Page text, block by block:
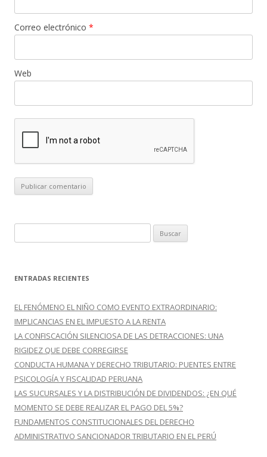
Correo electrónico *
Web
u
c
r
:
ENTRADAS RECIENTES
EL FENÓMENO EL NIÑO COMO EVENTO EXTRAORDINARIO:
IMPLICANCIAS EN EL IMPUESTO A LA RENTA
LA CONFISCACIÓN SILENCIOSA DE LAS DETRACCIONES: UNA
RIGIDEZ QUE DEBE CORREGIRSE
CONDUCTA HUMANA Y DERECHO TRIBUTARIO: PUENTES ENTRE
PSICOLOGÍA Y FISCALIDAD PERUANA
LAS SUCURSALES Y LA DISTRIBUCIÓN DE DIVIDENDOS: ¿EN QUÉ
MOMENTO SE DEBE REALIZAR EL PAGO DEL 5%?
FUNDAMENTOS CONSTITUCIONALES DEL DERECHO
ADMINISTRATIVO SANCIONADOR TRIBUTARIO EN EL PERÚ